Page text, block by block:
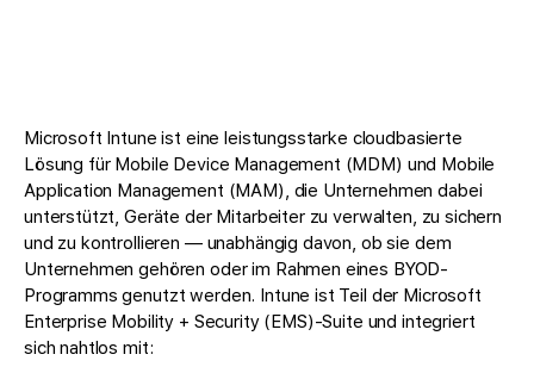
Microsoft Intune ist eine leistungsstarke cloudbasierte
Lösung für Mobile Device Management (MDM) und Mobile
Application Management (MAM), die Unternehmen dabei
unterstützt, Geräte der Mitarbeiter zu verwalten, zu sichern
und zu kontrollieren — unabhängig davon, ob sie dem
Unternehmen gehören oder im Rahmen eines BYOD-
Programms genutzt werden. Intune ist Teil der Microsoft
Enterprise Mobility + Security (EMS)-Suite und integriert
sich nahtlos mit: